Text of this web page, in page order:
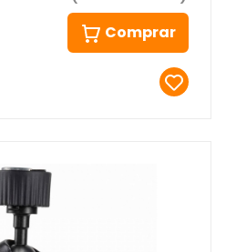
Comprar